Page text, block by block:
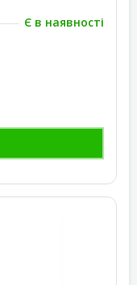
Є в наявності